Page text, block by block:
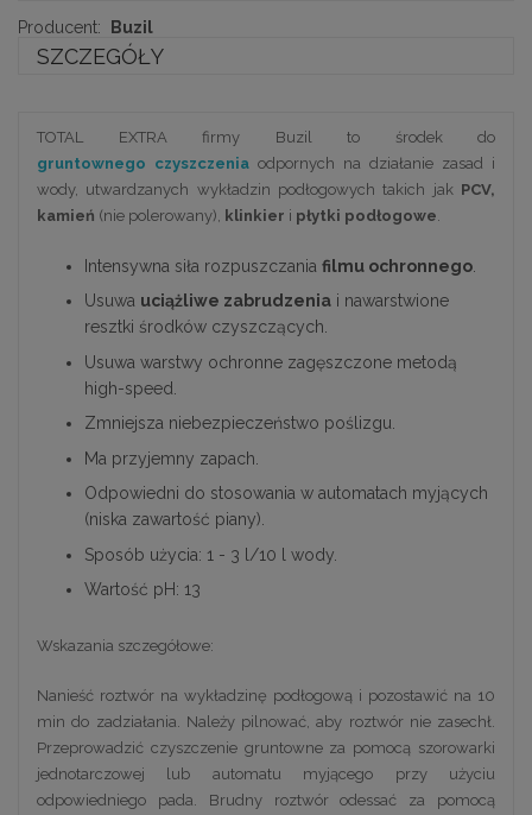
Producent: Buzil
SZCZEGÓŁY
TOTAL EXTRA firmy Buzil to środek do
gruntownego czyszczenia odpornych na działanie zasad i
wody, utwardzanych wykładzin podłogowych takich jak PCV,
kamień (nie polerowany), klinkier i płytki podłogowe
Intensywna siła rozpuszczania filmu ochronnego
Usuwa uciążliwe zabrudzenia i nawarstwione
resztki środków czyszczących.
Usuwa warstwy ochronne zagęszczone metodą
high-speed.
Zmniejsza niebezpieczeństwo poślizgu.
Ma przyjemny zapach.
Odpowiedni do stosowania w automatach myjących
(niska zawartość piany).
Sposób użycia: 1 - 3 l/10 l wody.
Wartość pH: 13
Wskazania szczegółowe:
Nanieść roztwór na wykładzinę podłogową i pozostawić na 10
min do zadziałania. Należy pilnować, aby roztwór nie zasechł.
Przeprowadzić czyszczenie gruntowne za pomocą szorowarki
jednotarczowej lub automatu myjącego przy użyciu
odpowiedniego pada. Brudny roztwór odessać za pomocą